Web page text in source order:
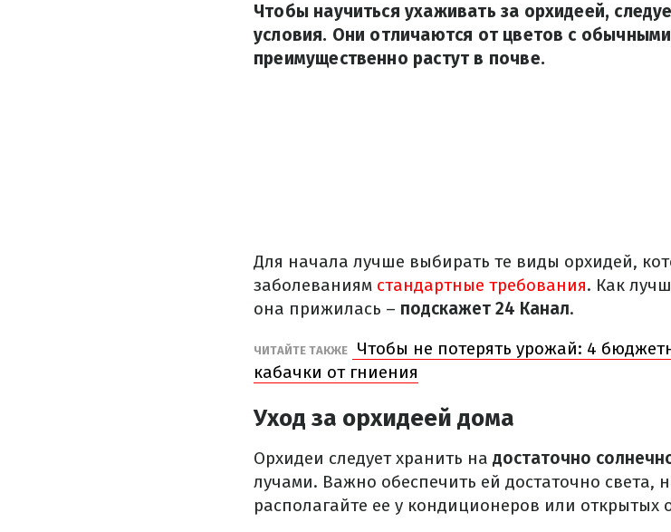
Чтобы научиться ухаживать за орхидеей,
условия. Они отличаются от цветов с
преимущественно растут в почве.
Для начала лучше выбирать те виды орхидей,
заболеваниям стандартные требования. Как
она прижилась – подскажет 24 Канал.
ЧИТАЙТЕ ТАКЖЕ
Чтобы не потерять урожай: 4
кабачки от гниения
Уход за орхидеей дома
Орхидеи следует хранить на достаточно
лучами. Важно обеспечить ей достаточно света,
располагайте ее у кондиционеров или открытых